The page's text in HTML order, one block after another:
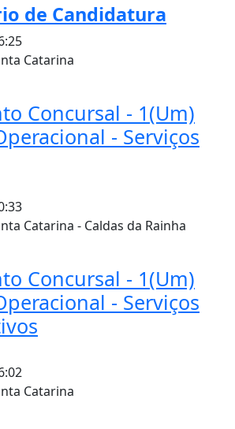
de Candidatura
Catarina
Concursal - 1(Um)
- Serviços
Catarina - Caldas da Rainha
Concursal - 1(Um)
- Serviços
Catarina